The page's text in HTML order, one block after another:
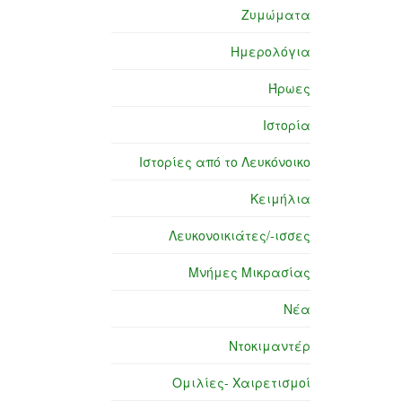
Ζυμώματα
Ημερολόγια
Ήρωες
Ιστορία
Ιστορίες από το Λευκόνοικο
Κειμήλια
Λευκονοικιάτες/-ισσες
Μνήμες Μικρασίας
Νέα
Ντοκιμαντέρ
Ομιλίες- Χαιρετισμοί